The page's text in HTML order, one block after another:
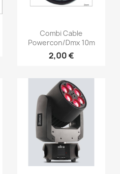
Aperçu rapide
Combi Cable
Powercon/dmx 10m
2,00 €